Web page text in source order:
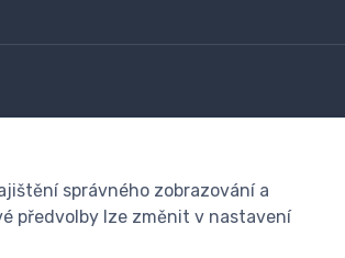
správného zobrazování a
předvolby lze změnit v nastavení